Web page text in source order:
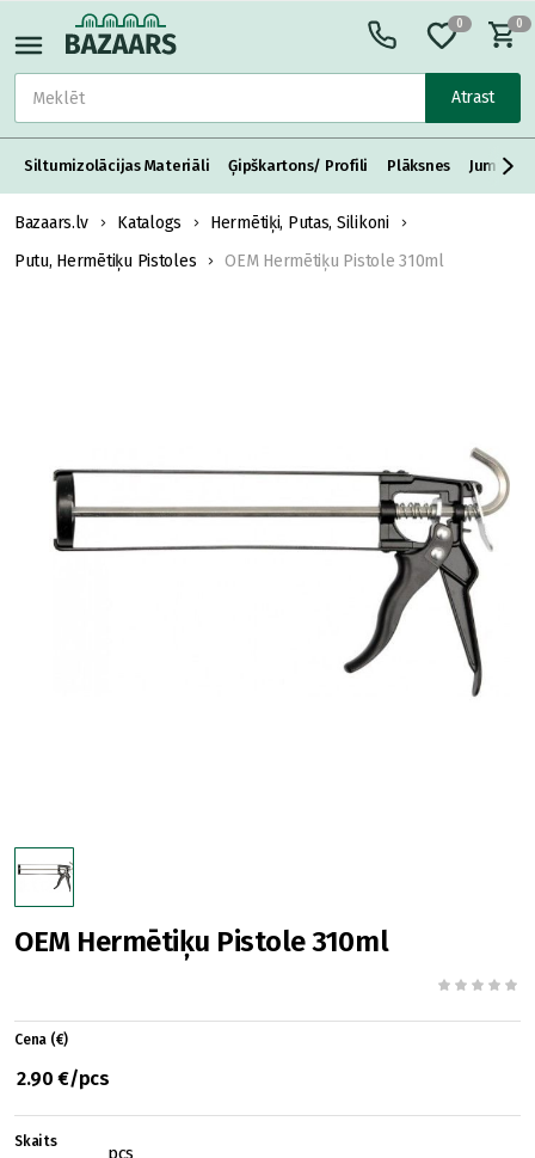
Atrast
0 0
Siltumizolācijas Materiāli Ģipškartons/ Profili Plāksnes Jumta
Bazaars.lv Katalogs
Hermētiķi, Putas, Silikoni
Putu, Hermētiķu Pistoles
OEM Hermētiķu Pistole 310ml
OEM Hermētiķu Pistole 310ml
Cena (€)
2.90 €/pcs
Skaits
pcs